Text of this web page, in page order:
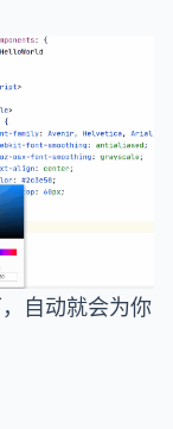
自动就会为你